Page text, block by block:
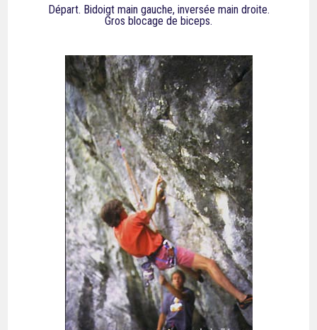
Départ. Bidoigt main gauche, inversée main droite.
Gros blocage de biceps.